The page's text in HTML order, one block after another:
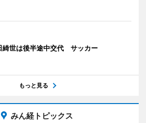
綺世は後半途中交代 サッカー
もっと見る
みん経トピックス